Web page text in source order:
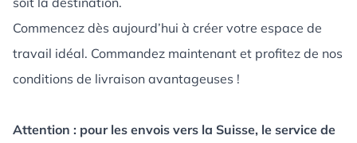
Commencez dès aujourd’hui à créer votre espace de
travail idéal. Commandez maintenant et profitez de nos
conditions de livraison avantageuses !
Attention : pour les envois vers la Suisse, le service de